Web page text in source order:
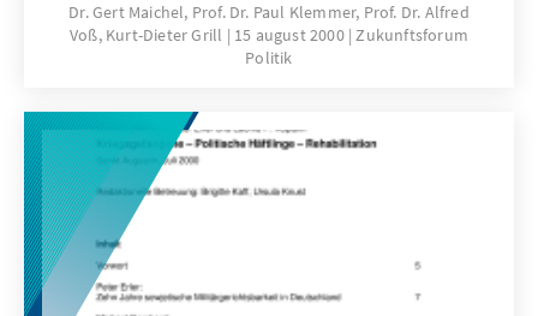
Dr. Gert Maichel, Prof. Dr. Paul Klemmer, Prof. Dr. Alfred
Voß, Kurt-Dieter Grill
15 august 2000 Zukunftsforum
Politik